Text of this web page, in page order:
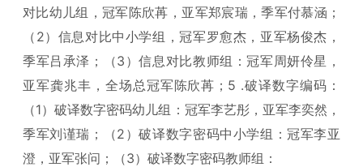
对比幼儿组，冠军陈欣苒，亚军郑宸瑞，季军付慕涵；
（2）信息对比中小学组，冠军罗愈杰，亚军杨俊杰，
季军吕承泽；（3）信息对比教师组：冠军周妍伶星，
亚军龚兆丰，全场总冠军陈欣苒；5 .破译数字编码：
（1）破译数字密码幼儿组：冠军李艺彤，亚军李奕然，
季军刘谨瑞；（2）破译数字密码中小学组：冠军李亚
澄，亚军张问；（3）破译数字密码教师组：